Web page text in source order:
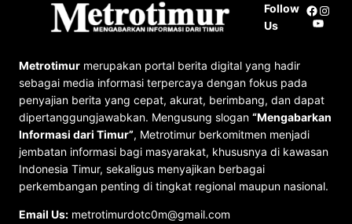
Follow
Us
Metrotimur merupakan portal berita digital yang hadir
sebagai media informasi terpercaya dengan fokus pada
penyajian berita yang cepat, akurat, berimbang, dan dapat
dipertanggungjawabkan. Mengusung slogan “Mengabarkan
Informasi dari Timur”, Metrotimur berkomitmen menjadi
jembatan informasi bagi masyarakat, khususnya di kawasan
Indonesia Timur, sekaligus menyajikan berbagai
perkembangan penting di tingkat regional maupun nasional.
Email Us: metrotimurdotc0m@gmail.com